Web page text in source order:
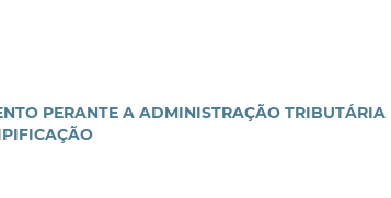
PERANTE A ADMINISTRAÇÃO TRIBUTÁRIA